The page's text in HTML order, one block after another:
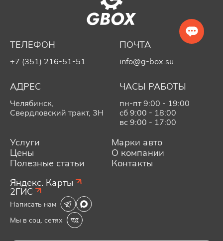
ТЕЛЕФОН
+7 (351) 216-51-51
ПОЧТА
info@g-box.su
АДРЕС
Челябинск,
Свердловский тракт, 3Н
ЧАСЫ РАБОТЫ
пн-пт 9:00 - 19:00
сб 9:00 - 18:00
вс 9:00 - 17:00
Услуги
Марки авто
Цены
О компании
Полезные статьи
Контакты
Яндекс. Карты
2ГИС
Написать нам
Мы в соц. сетях